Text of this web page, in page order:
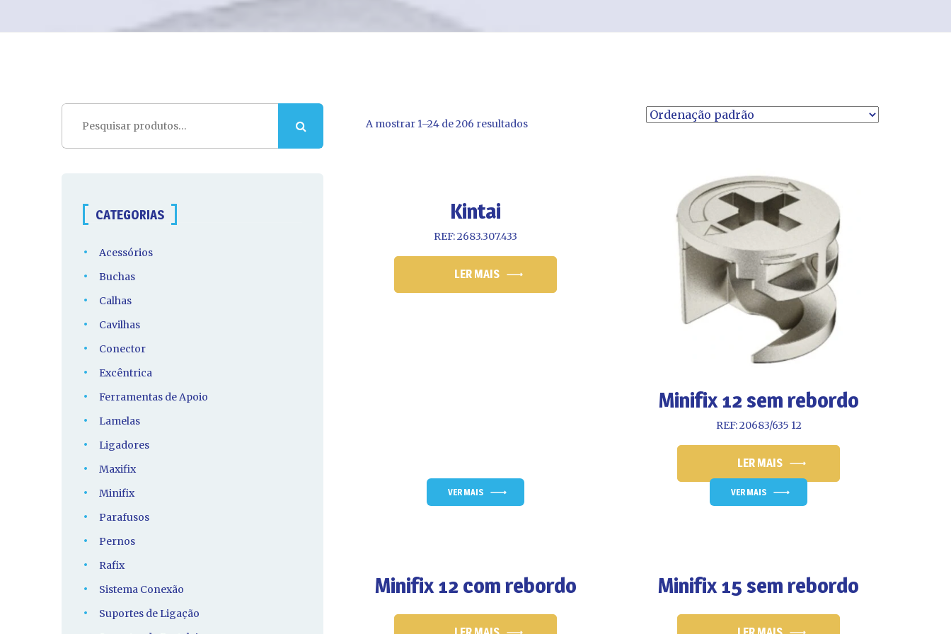
A mostrar 1–24 de 206 resultados
Kintai
REF: 2683.307.433
LER MAIS
VER MAIS
Minifix 12 sem rebordo
REF: 20683/635 12
LER MAIS
VER MAIS
Minifix 12 com rebordo Minifix 15 sem rebordo
Pesquisar
CATEGORIAS
Acessórios
Buchas
Calhas
Cavilhas
Conector
Excêntrica
Ferramentas de Apoio
Lamelas
Ligadores
Maxifix
Minifix
Parafusos
Pernos
Rafix
Sistema Conexão
Suportes de Ligação